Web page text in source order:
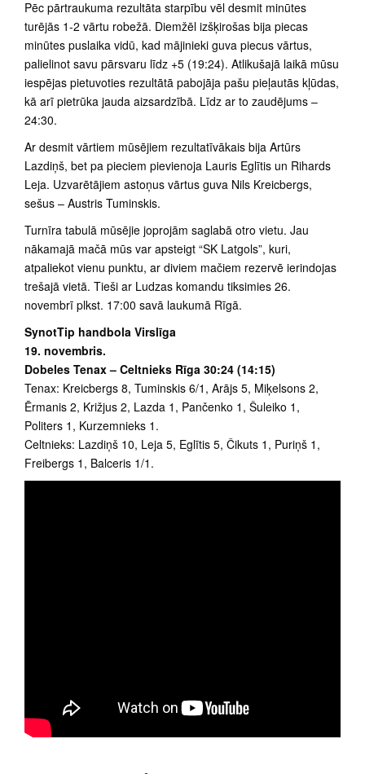
Pēc pārtraukuma rezultāta starpību vēl desmit minūtes
turējās 1-2 vārtu robežā. Diemžēl izšķirošas bija piecas
minūtes puslaika vidū, kad mājinieki guva piecus vārtus,
palielinot savu pārsvaru līdz +5 (19:24). Atlikušajā laikā mūsu
iespējas pietuvoties rezultātā pabojāja pašu pieļautās kļūdas,
kā arī pietrūka jauda aizsardzībā. Līdz ar to zaudējums –
24:30.
Ar desmit vārtiem mūsējiem rezultatīvākais bija Artūrs
Lazdiņš, bet pa pieciem pievienoja Lauris Eglītis un Rihards
Leja. Uzvarētājiem astoņus vārtus guva Nils Kreicbergs,
sešus – Austris Tuminskis.
Turnīra tabulā mūsējie joprojām saglabā otro vietu. Jau
nākamajā mačā mūs var apsteigt “SK Latgols”, kuri,
atpaliekot vienu punktu, ar diviem mačiem rezervē ierindojas
trešajā vietā. Tieši ar Ludzas komandu tiksimies 26.
novembrī plkst. 17:00 savā laukumā Rīgā.
SynotTip handbola Virslīga
19. novembris.
Dobeles Tenax – Celtnieks Rīga 30:24 (14:15)
Tenax: Kreicbergs 8, Tuminskis 6/1, Arājs 5, Miķelsons 2,
Ērmanis 2, Križjus 2, Lazda 1, Pančenko 1, Šuleiko 1,
Politers 1, Kurzemnieks 1.
Celtnieks: Lazdiņš 10, Leja 5, Eglītis 5, Čikuts 1, Puriņš 1,
Freibergs 1, Balceris 1/1.